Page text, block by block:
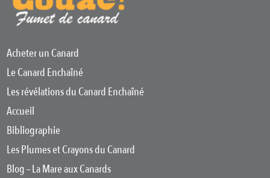
Acheter un Canard
Le Canard Enchaîné
Les révélations du Canard Enchaîné
Accueil
Bibliographie
Les Plumes et Crayons du Canard
Blog – La Mare aux Canards